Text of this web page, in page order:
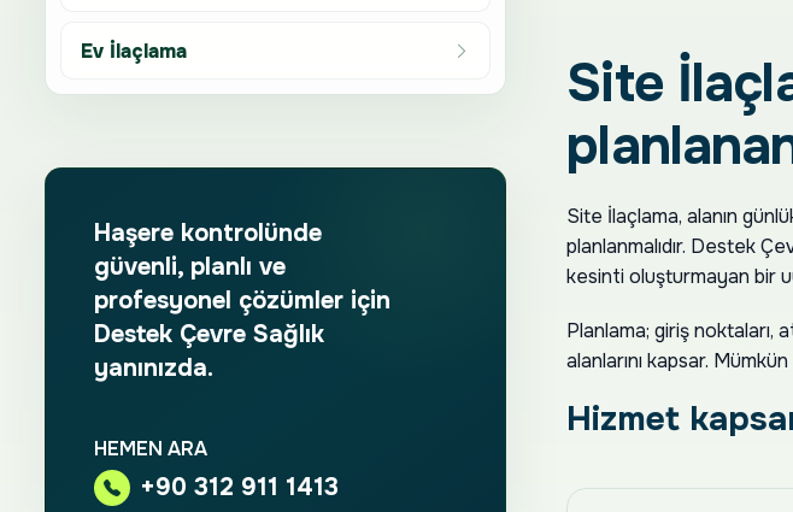
Ev İlaçlama
Haşere kontrolünde
güvenli, planlı ve
profesyonel çözümler için
Destek Çevre Sağlık
yanınızda.
HEMEN ARA
+90 312 911 1413
Site
Site İlaçlama, alanın
planlanmalıdır. Destek
kesinti oluşturmayan bir
Planlama; giriş noktaları,
alanlarını kapsar.
Hizmet